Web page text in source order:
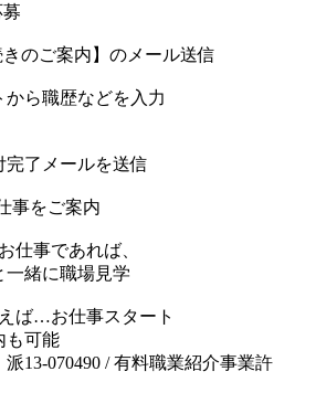
のご案内】のメール送信
から職歴などを入力
了メールを送信
事をご案内
仕事であれば、
一緒に職場見学
ば…お仕事スタート
も可能
13-070490 / 有料職業紹介事業許